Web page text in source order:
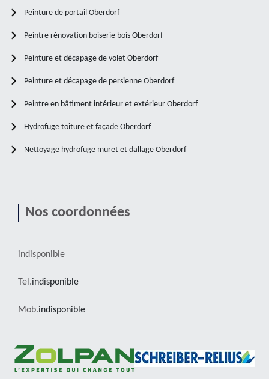
Peinture de portail Oberdorf
Peintre rénovation boiserie bois Oberdorf
Peinture et décapage de volet Oberdorf
Peinture et décapage de persienne Oberdorf
Peintre en bâtiment intérieur et extérieur Oberdorf
Hydrofuge toiture et façade Oberdorf
Nettoyage hydrofuge muret et dallage Oberdorf
Nos coordonnées
indisponible
Tel.indisponible
Mob.indisponible